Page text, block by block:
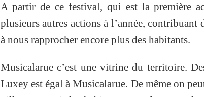
A partir de ce festival, qui est la première
plusieurs autres actions à l’année,
à nous rapprocher encore plus des habitants.
Musicalarue c’est une vitrine du territoire.
Luxey est égal à Musicalarue. De même on